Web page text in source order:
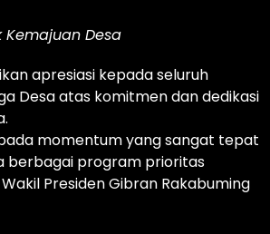
Kemajuan Desa
apresiasi kepada seluruh
Desa atas komitmen dan dedikasi
momentum yang sangat tepat
berbagai program prioritas
Presiden Gibran Rakabuming